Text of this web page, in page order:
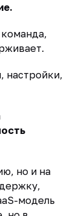
настройки,
но и на
модель